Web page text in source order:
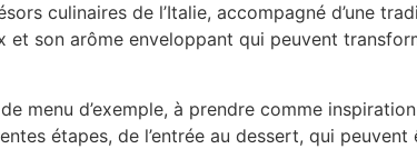
culinaires de l’Italie, accompagné d’une
son arôme enveloppant qui peuvent
menu d’exemple, à prendre comme
étapes, de l’entrée au dessert, qui